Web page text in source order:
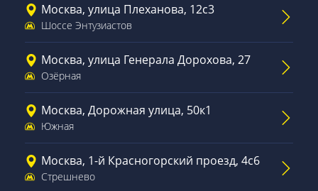
Москва, улица Плеханова, 12с3
Шоссе Энтузиастов
Москва, улица Генерала Дорохова, 27
Озёрная
Москва, Дорожная улица, 50к1
Южная
Москва, 1-й Красногорский проезд, 4с6
Стрешнево